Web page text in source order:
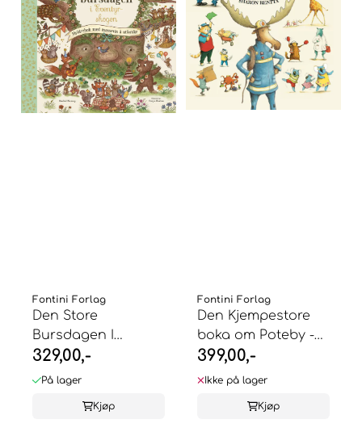
Fontini Forlag
Den Store
Bursdagen I
Eventyrskogen -
Rachel ...
329,00,-
På lager
Kjøp
Fontini Forlag
Den Kjempestore
boka om Poteby -
Sharon Rentta
399,00,-
Ikke på lager
Kjøp